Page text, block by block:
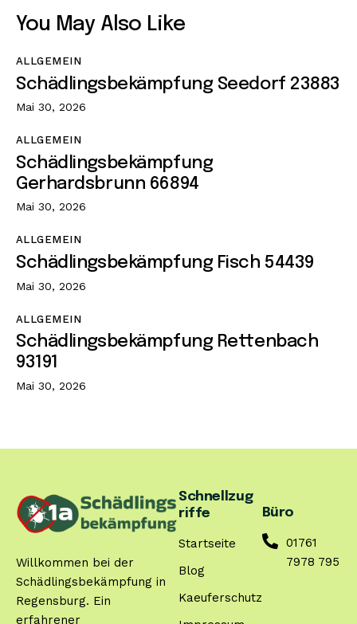
You May Also Like
ALLGEMEIN
Schädlingsbekämpfung Seedorf 23883
Mai 30, 2026
ALLGEMEIN
Schädlingsbekämpfung
Gerhardsbrunn 66894
Mai 30, 2026
ALLGEMEIN
Schädlingsbekämpfung Fisch 54439
Mai 30, 2026
ALLGEMEIN
Schädlingsbekämpfung Rettenbach
93191
Mai 30, 2026
Willkommen bei der
Schädlingsbekämpfung in
Regensburg. Ein
erfahrener
Schnellzug
riffe
Startseite
Blog
Kaeuferschutz
Büro
01761
7978 795